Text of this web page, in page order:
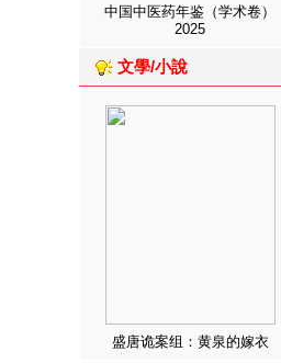
中国中医药年鉴（学术卷）
2025
文學/小說
盛唐诡案组：黄泉的嫁衣